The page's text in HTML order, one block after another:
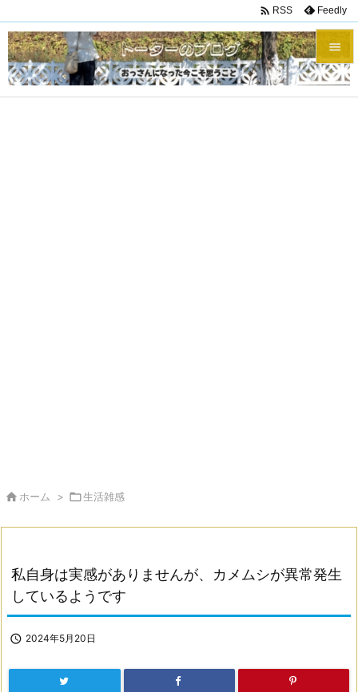


メニュ
 RSS Feedly
 ホーム > 生活雑感
私自身は実感がありませんが、カメムシが異常発生
しているようです
 2024年5月20日